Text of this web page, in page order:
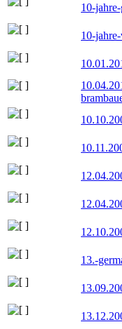
10-
10-
13.-